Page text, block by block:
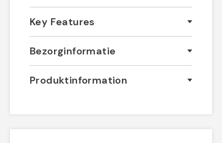
Key Features
Bezorginformatie
Produktinformation